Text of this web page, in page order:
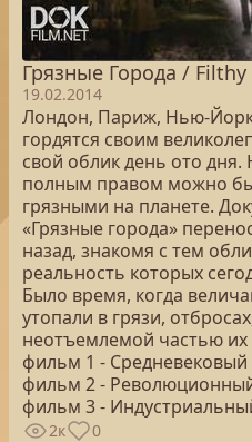
Грязные Города / Filthy
19.02.2014
Лондон, Париж, Нью-Йорк
гордятся своим
свой облик день ото
полным правом можно
грязными на планете.
«Грязные города»
назад, знакомя с тем
реальность которых
Было время, когда
утопали в грязи,
неотъемлемой частью
фильм 1 -
фильм 2 -
фильм 3 -
2к 0